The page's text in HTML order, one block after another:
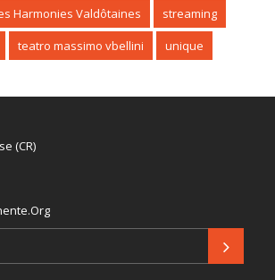
Harmonies Valdôtaines
streaming
teatro massimo vbellini unique
(CR)